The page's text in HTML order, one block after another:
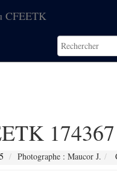
CFEETK
174367
Photographe : Maucor J.